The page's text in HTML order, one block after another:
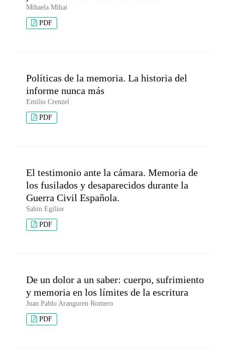
Mihaela Mihai
PDF
Políticas de la memoria. La historia del
informe nunca más
Emilio Crenzel
PDF
El testimonio ante la cámara. Memoria de
los fusilados y desaparecidos durante la
Guerra Civil Española.
Sabin Egilior
PDF
De un dolor a un saber: cuerpo, sufrimiento
y memoria en los límites de la escritura
Juan Pablo Aranguren Romero
PDF